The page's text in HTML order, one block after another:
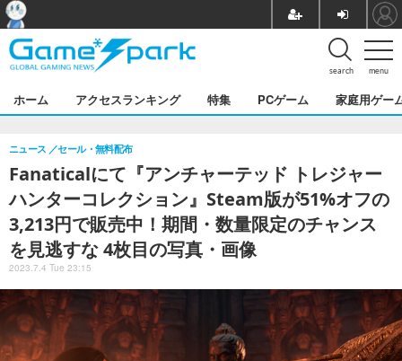
menu
search
ホーム アクセスランキング 特集 PCゲーム 家庭用ゲー
Fanaticalにて『アンチャーテッド トレジャー
ハンターコレクション』Steam版が51%オフの
3,213円で販売中！期間・数量限定のチャンス
を見逃すな 4枚目の写真・画像
ニュース セール・無料配布
2023.7.4 Tue 23:15